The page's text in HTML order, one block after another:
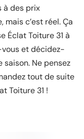
à des prix
c’est réel. Ça
Éclat Toiture 31 à
vous et décidez-
saison. Ne pensez
tout de suite
Toiture 31 !